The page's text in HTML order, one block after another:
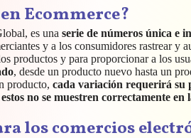
Ecommerce?
es una serie de números única e
y a los consumidores rastrear
productos y para proporcionar a los
, desde un producto nuevo hasta un
producto, cada variación requerirá su
estos no se muestren correctamente
los comercios